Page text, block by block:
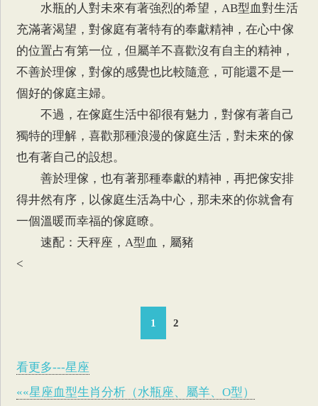
水瓶的人對未來有著強烈的希望，AB型血對生活
充滿著渴望，對傢庭有著特有的奉獻精神，在心中傢
的位置占有第一位，但屬羊不喜歡沒有自主的精神，
不善於理傢，對傢的感覺也比較隨意，可能還不是一
個好的傢庭主婦。
不過，在傢庭生活中卻很有魅力，對傢有著自己
獨特的理解，喜歡那種浪漫的傢庭生活，對未來的傢
也有著自己的設想。
善於理傢，也有著那種奉獻的精神，再把傢安排
得井然有序，以傢庭生活為中心，那未來的你就會有
一個溫暖而幸福的傢庭瞭。
速配：天秤座，A型血，屬豬
<
1 2
看更多---星座
««星座血型生肖分析（水瓶座、屬羊、O型）